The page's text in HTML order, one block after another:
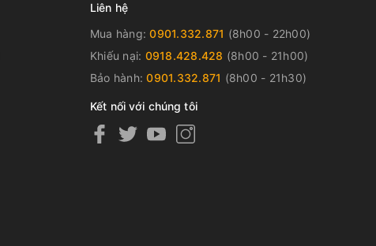
Liên hệ
Mua hàng:0901.332.871 (8h00 - 22h00)
Khiếu nại: 0918.428.428 (8h00 - 21h00)
Bảo hành:0901.332.871 (8h00 - 21h30)
Kết nối với chúng tôi